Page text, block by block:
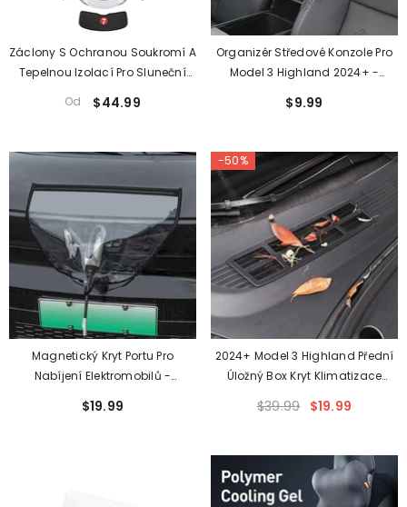
Záclony S Ochranou Soukromí A
Tepelnou Izolací Pro Sluneční
(vhodné Pro Model 3 Highland
Od $44.99
Organizér Středové Konzole Pro
Model 3 Highland 2024+ -
Loketní Opěrky Pro Tesla
$9.99
Magnetický Kryt Portu Pro
Nabíjení Elektromobilů -
Pro Všechna Vozidla
$19.99
-50%
2024+ Model 3 Highland Přední
Úložný Box Kryt Klimatizace
Vstup Vzduchu Pro Tesla
$39.99 $19.99